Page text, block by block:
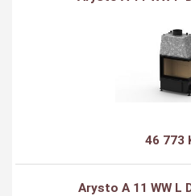
46 773
Arysto A 11 WW L